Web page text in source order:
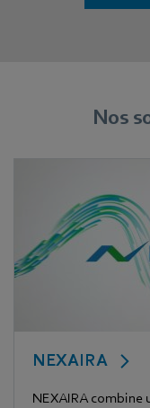
Nos
NEXAIRA
NEXAIRA